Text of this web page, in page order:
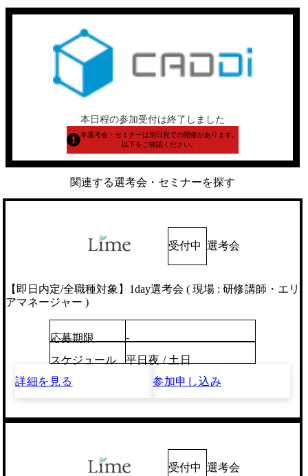
本日程の参加受付は終了しました
本選考会・セミナーは別日程での開催があります。
以下をご確認ください。
関連する選考会・セミナーを探す
受付中 選考会
【即日内定/全職種対象】1day選考会 ( 現場 : 研修講師・エリ
アマネージャー )
応募期限
-
スケジュール
平日夜 / 土日
詳細を見る
参加申し込み
受付中 選考会